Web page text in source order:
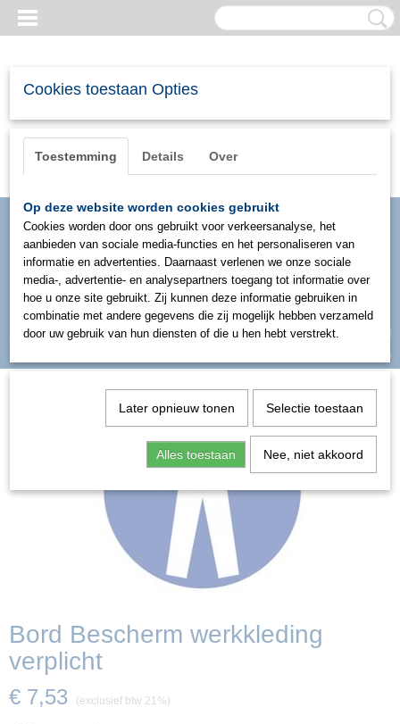
Inloggen Registreren
UW WINKELWAGEN
(0)
Bord Bescherm werkkleding
verplicht
€ 7,53 (exclusief btw 21%)
Cookies toestaan Opties
Toestemming Details Over
Op deze website worden cookies gebruikt
Cookies worden door ons gebruikt voor verkeersanalyse, het
aanbieden van sociale media-functies en het personaliseren van
informatie en advertenties. Daarnaast verlenen we onze sociale
media-, advertentie- en analysepartners toegang tot informatie over
hoe u onze site gebruikt. Zij kunnen deze informatie gebruiken in
combinatie met andere gegevens die zij mogelijk hebben verzameld
door uw gebruik van hun diensten of die u hen hebt verstrekt.
Later opnieuw tonen Selectie toestaan
Alles toestaan Nee, niet akkoord